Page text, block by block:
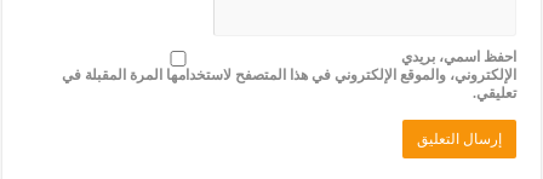
احفظ اسمي، بريدي
الإلكتروني، والموقع الإلكتروني في هذا المتصفح لاستخدامها المرة المقبلة في
تعليقي.